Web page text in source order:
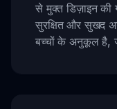
से मुक्त डिज़ाइन की
सुरक्षित और सुखद
बच्चों के अनुकूल है,